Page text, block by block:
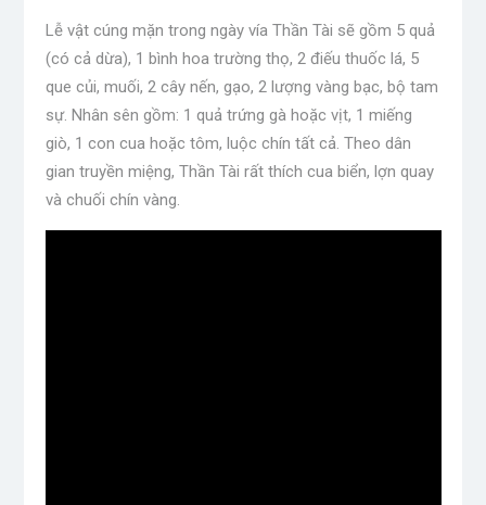
Lễ vật cúng mặn trong ngày vía Thần Tài sẽ gồm 5 quả
(có cả dừa), 1 bình hoa trường thọ, 2 điếu thuốc lá, 5
que củi, muối, 2 cây nến, gạo, 2 lượng vàng bạc, bộ tam
sự. Nhân sên gồm: 1 quả trứng gà hoặc vịt, 1 miếng
giò, 1 con cua hoặc tôm, luộc chín tất cả. Theo dân
gian truyền miệng, Thần Tài rất thích cua biển, lợn quay
và chuối chín vàng.